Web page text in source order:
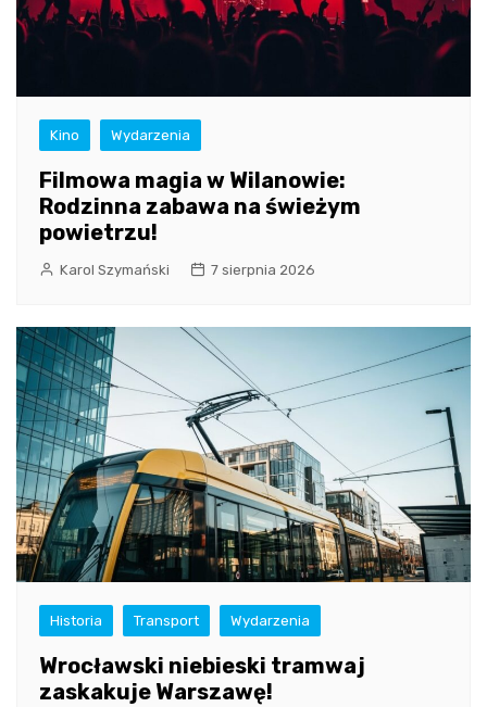
Kino Wydarzenia
Filmowa magia w Wilanowie:
Rodzinna zabawa na świeżym
powietrzu!
Karol Szymański 7 sierpnia 2026
Historia Transport Wydarzenia
Wrocławski niebieski tramwaj
zaskakuje Warszawę!